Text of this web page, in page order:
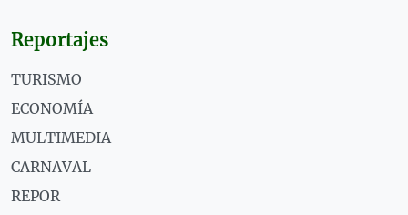
Reportajes
TURISMO
ECONOMÍA
MULTIMEDIA
CARNAVAL
REPOR